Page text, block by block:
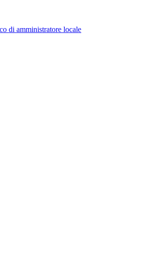
di amministratore locale